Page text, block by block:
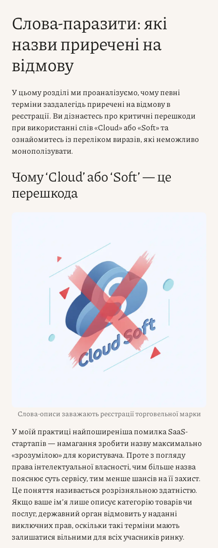
Слова-паразити: які
назви приречені на
відмову
У цьому розділі ми проаналізуємо, чому певні
терміни заздалегідь приречені на відмову в
реєстрації. Ви дізнаєтесь про критичні перешкоди
при використанні слів «Cloud» або «Soft» та
ознайомитесь із переліком виразів, які неможливо
монополізувати.
Чому ‘Cloud’ або ‘Soft’ — це
перешкода
Слова-описи заважають реєстрації торговельної марки
У моїй практиці найпоширеніша помилка SaaS-
стартапів — намагання зробити назву максимально
«зрозумілою» для користувача. Проте з погляду
права інтелектуальної власності, чим більше назва
пояснює суть сервісу, тим менше шансів на її захист.
Це поняття називається розрізняльною здатністю.
Якщо ваше ім’я лише описує категорію товарів чи
послуг, державний орган відмовить у наданні
виключних прав, оскільки такі терміни мають
залишатися вільними для всіх учасників ринку.